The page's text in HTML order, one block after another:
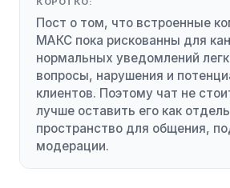
Пост о том, что встроенные
МАКС пока рискованны для
нормальных уведомлений
вопросы, нарушения и
клиентов. Поэтому чат не
лучше оставить его как
пространство для общения,
модерации.